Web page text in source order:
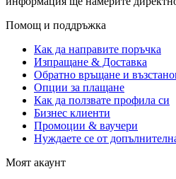
Помощ и поддръжка
Как да направите поръчка
Изпращане & Доставка
Обратно връщане и
Опции за плащане
Как да ползвате профила си
Бизнес клиенти
Промоции & ваучери
Нуждаете се от
Моят акаунт